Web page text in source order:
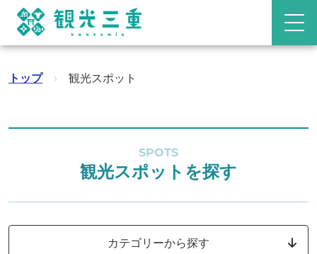
トップ › 観光スポット
SPOTS
観光スポットを探す
カテゴリーから探す